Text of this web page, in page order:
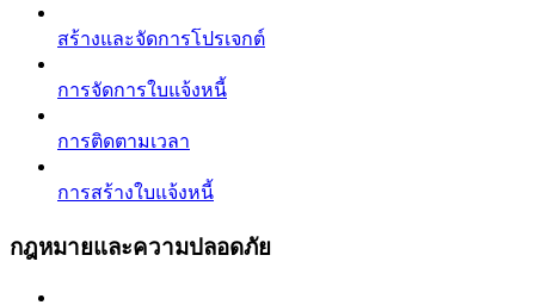
สร้างและจัดการโปรเจกต์
การจัดการใบแจ้งหนี้
การติดตามเวลา
การสร้างใบแจ้งหนี้
กฎหมายและความปลอดภัย